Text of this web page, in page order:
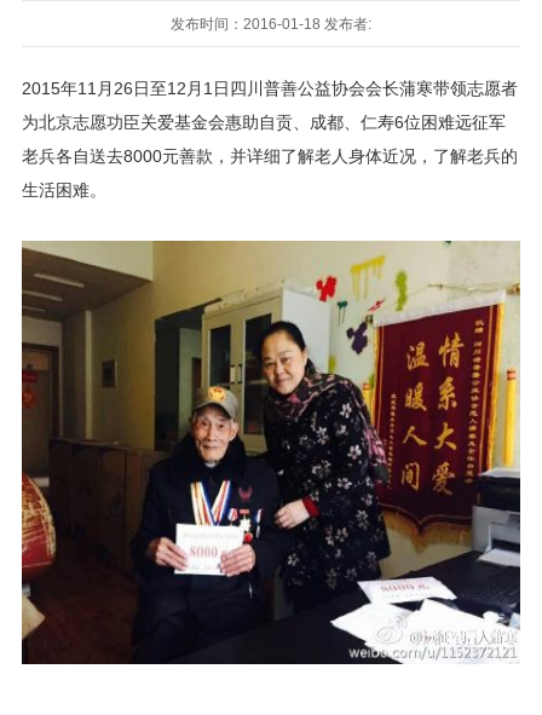
发布时间：2016-01-18 发布者:
2015年11月26日至12月1日四川普善公益协会会长蒲寒带领志愿者
为北京志愿功臣关爱基金会惠助自贡、成都、仁寿6位困难远征军
老兵各自送去8000元善款，并详细了解老人身体近况，了解老兵的
生活困难。